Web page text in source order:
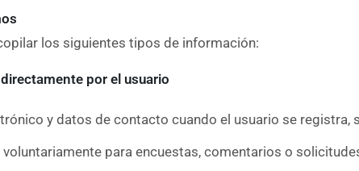
los siguientes tipos de información:
por el usuario
y datos de contacto cuando el usuario se
para encuestas, comentarios o